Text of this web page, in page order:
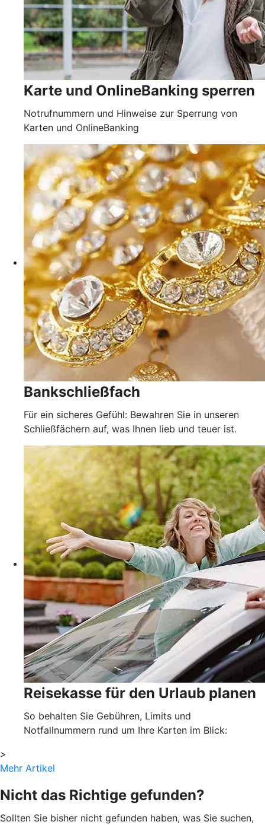
Karte und OnlineBanking sperren
Notrufnummern und Hinweise zur Sperrung von
Karten und OnlineBanking
Bankschließfach
Für ein sicheres Gefühl: Bewahren Sie in unseren
Schließfächern auf, was Ihnen lieb und teuer ist.
Reisekasse für den Urlaub planen
So behalten Sie Gebühren, Limits und
Notfallnummern rund um Ihre Karten im Blick:
>
Mehr Artikel
Nicht das Richtige gefunden?
Sollten Sie bisher nicht gefunden haben, was Sie suchen,